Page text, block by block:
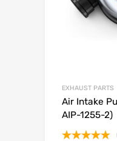
EXHAUST PARTS
Air Intake
AIP-1255-2)